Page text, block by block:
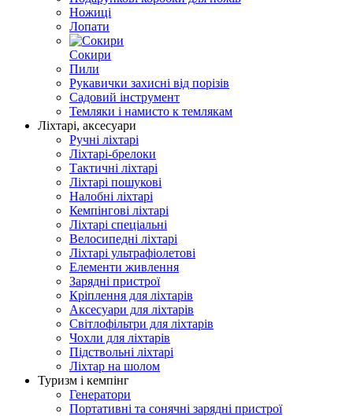
Ножиці
Лопати
Сокири
Пили
Рукавички захисні від порізів
Садовий інструмент
Темляки і намисто к темлякам
Ліхтарі, аксесуари
Ручні ліхтарі
Ліхтарі-брелоки
Тактичні ліхтарі
Ліхтарі пошукові
Налобні ліхтарі
Кемпінгові ліхтарі
Ліхтарі спеціальні
Велосипедні ліхтарі
Ліхтарі ультрафіолетові
Елементи живлення
Зарядні пристрої
Кріплення для ліхтарів
Аксесуари для ліхтарів
Світлофільтри для ліхтарів
Чохли для ліхтарів
Підствольні ліхтарі
Ліхтар на шолом
Туризм і кемпінг
Генератори
Портативні та сонячні зарядні пристрої